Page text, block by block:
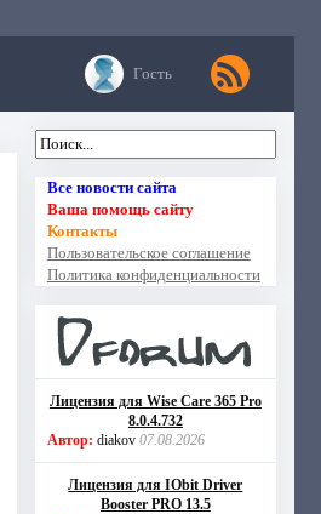
Гость
Все новости сайта
Ваша помощь сайту
Контакты
Пользовательское соглашение
Политика конфиденциальности
Лицензия для Wise Care 365 Pro
8.0.4.732
Автор: diakov 07.08.2026
Лицензия для IObit Driver
Booster PRO 13.5